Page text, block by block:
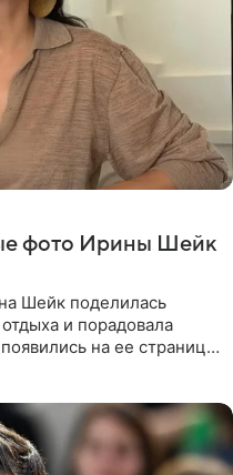
фото Ирины Шейк
Шейк поделилась
и порадовала
на ее странице